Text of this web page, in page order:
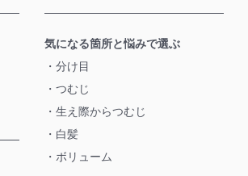
気になる箇所と悩みで選ぶ
分け目
つむじ
生え際からつむじ
白髪
ボリューム